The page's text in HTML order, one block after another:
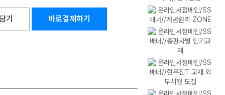
기 바로결제하기